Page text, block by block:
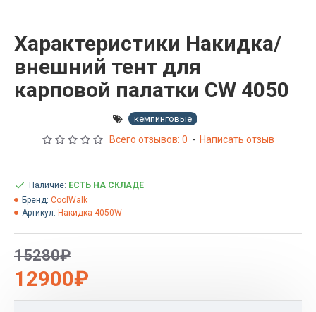
Характеристики Накидка/
внешний тент для
карповой палатки CW 4050
кемпинговые
Всего отзывов: 0 - Написать отзыв
12900₽
15280₽
Наличие: ЕСТЬ НА СКЛАДЕ
Бренд: CoolWalk
Артикул: Накидка 4050W